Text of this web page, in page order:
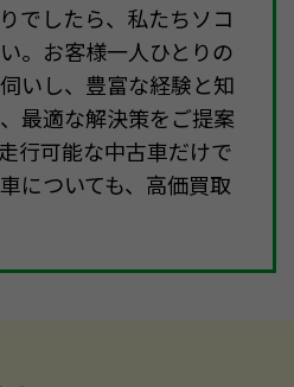
でしたら、私たちソコ
。お客様一人ひとりの
いし、豊富な経験と知
最適な解決策をご提案
行可能な中古車だけで
についても、高価買取